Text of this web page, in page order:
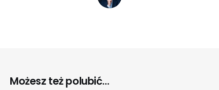
Możesz też polubić...